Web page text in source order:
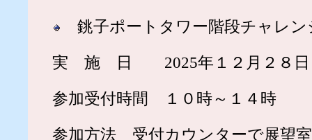
銚子ポートタワー階段チャレ
実 施 日 2025年１２月２８日
参加受付時間 １０時～１４時
参加方法 受付カウンターで展望